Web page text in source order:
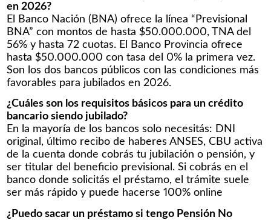
en 2026?
El Banco Nación (BNA) ofrece la línea “Previsional
BNA” con montos de hasta $50.000.000, TNA del
56% y hasta 72 cuotas. El Banco Provincia ofrece
hasta $50.000.000 con tasa del 0% la primera vez.
Son los dos bancos públicos con las condiciones más
favorables para jubilados en 2026.
¿Cuáles son los requisitos básicos para un crédito
bancario siendo jubilado?
En la mayoría de los bancos solo necesitás: DNI
original, último recibo de haberes ANSES, CBU activa
de la cuenta donde cobrás tu jubilación o pensión, y
ser titular del beneficio previsional. Si cobrás en el
banco donde solicitás el préstamo, el trámite suele
ser más rápido y puede hacerse 100% online
¿Puedo sacar un préstamo si tengo Pensión No